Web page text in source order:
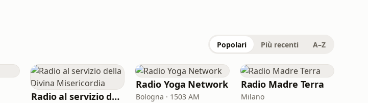
Popolari Più recenti A–Z
Radio al servizio della Divina Misericordia
Radio Yoga Network
Bologna · 1503 AM
Radio Madre Terra
Milano